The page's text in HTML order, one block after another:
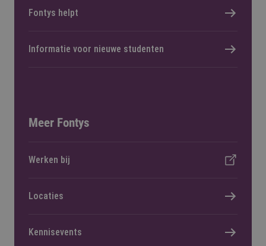
Fontys helpt
Informatie voor nieuwe studenten
Meer Fontys
Werken bij
Locaties
Kennisevents